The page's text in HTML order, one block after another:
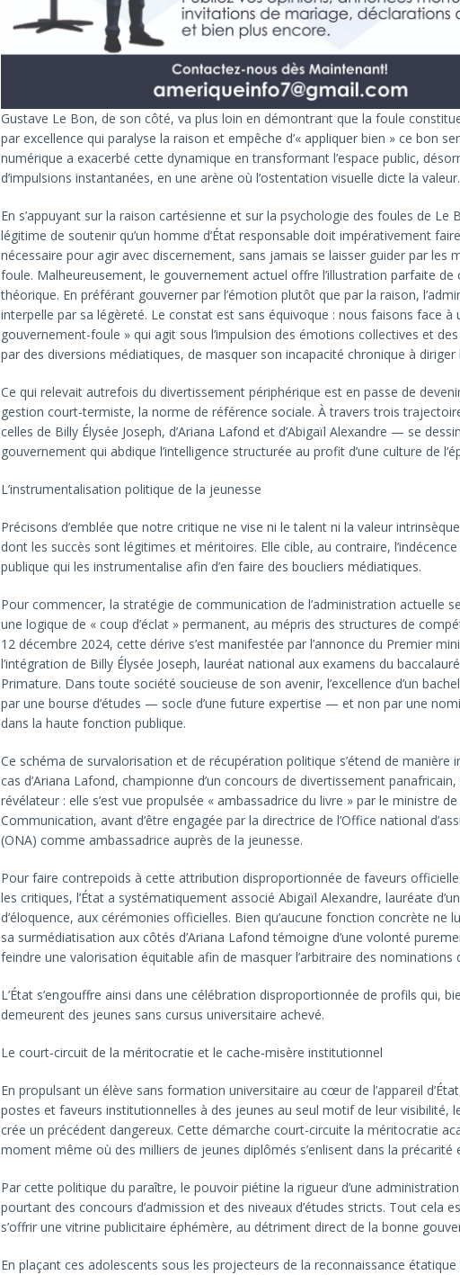
Gustave Le Bon, de son côté, va plus loin en démontrant que la foule
par excellence qui paralyse la raison et empêche d’« appliquer bien » ce bon
numérique a exacerbé cette dynamique en transformant l’espace public,
d’impulsions instantanées, en une arène où l’ostentation visuelle dicte la valeur.
En s’appuyant sur la raison cartésienne et sur la psychologie des foules de Le
légitime de soutenir qu’un homme d’État responsable doit impérativement
nécessaire pour agir avec discernement, sans jamais se laisser guider par les
foule. Malheureusement, le gouvernement actuel offre l’illustration parfaite de
théorique. En préférant gouverner par l’émotion plutôt que par la raison,
interpelle par sa légèreté. Le constat est sans équivoque : nous faisons face à
gouvernement-foule » qui agit sous l’impulsion des émotions collectives et
par des diversions médiatiques, de masquer son incapacité chronique à diriger
Ce qui relevait autrefois du divertissement périphérique est en passe de
gestion court-termiste, la norme de référence sociale. À travers trois
celles de Billy Élysée Joseph, d’Ariana Lafond et d’Abigaïl Alexandre — se
gouvernement qui abdique l’intelligence structurée au profit d’une culture de
L’instrumentalisation politique de la jeunesse
Précisons d’emblée que notre critique ne vise ni le talent ni la valeur
dont les succès sont légitimes et méritoires. Elle cible, au contraire, l’indécence
publique qui les instrumentalise afin d’en faire des boucliers médiatiques.
Pour commencer, la stratégie de communication de l’administration actuelle
une logique de « coup d’éclat » permanent, au mépris des structures de
12 décembre 2024, cette dérive s’est manifestée par l’annonce du Premier
l’intégration de Billy Élysée Joseph, lauréat national aux examens du
Primature. Dans toute société soucieuse de son avenir, l’excellence d’un
par une bourse d’études — socle d’une future expertise — et non par une
dans la haute fonction publique.
Ce schéma de survalorisation et de récupération politique s’étend de manière
cas d’Ariana Lafond, championne d’un concours de divertissement
révélateur : elle s’est vue propulsée « ambassadrice du livre » par le ministre
Communication, avant d’être engagée par la directrice de l’Office national
(ONA) comme ambassadrice auprès de la jeunesse.
Pour faire contrepoids à cette attribution disproportionnée de faveurs
les critiques, l’État a systématiquement associé Abigaïl Alexandre, lauréate
d’éloquence, aux cérémonies officielles. Bien qu’aucune fonction concrète ne
sa surmédiatisation aux côtés d’Ariana Lafond témoigne d’une volonté
feindre une valorisation équitable afin de masquer l’arbitraire des nominations
L’État s’engouffre ainsi dans une célébration disproportionnée de profils qui,
demeurent des jeunes sans cursus universitaire achevé.
Le court-circuit de la méritocratie et le cache-misère institutionnel
En propulsant un élève sans formation universitaire au cœur de l’appareil
postes et faveurs institutionnelles à des jeunes au seul motif de leur visibilité,
crée un précédent dangereux. Cette démarche court-circuite la méritocratie
moment même où des milliers de jeunes diplômés s’enlisent dans la précarité
Par cette politique du paraître, le pouvoir piétine la rigueur d’une
pourtant des concours d’admission et des niveaux d’études stricts. Tout cela
s’offrir une vitrine publicitaire éphémère, au détriment direct de la bonne
En plaçant ces adolescents sous les projecteurs de la reconnaissance